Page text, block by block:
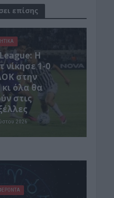
επίσης
Η
νίκησε 1-0
στην
όλα θα
στις
2026